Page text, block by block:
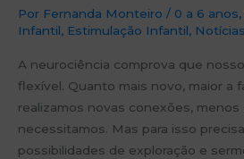
Por Fernanda Monteiro / 0 a 6 anos,
Infantil, Estimulação Infantil, Notícias
A neurociência comprova que
flexível. Quanto mais novo, maior a
realizamos novas conexões, menos
necessitamos. Mas para isso
possibilidades de exploração e